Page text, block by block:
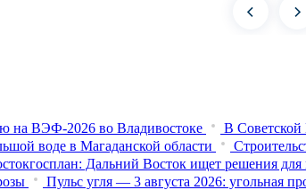
на ВЭФ‑2026 во Владивостоке
В Советской
воде в Магаданской области
Дальний Восток ищет решения для
Пульс угля — 3 августа 2026: угольная